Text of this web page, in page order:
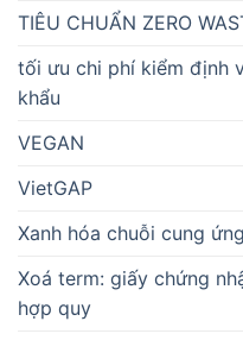
TIÊU CHUẨN ZERO
tối ưu chi phí kiểm định
khẩu
VEGAN
VietGAP
Xanh hóa chuỗi cung ứng
Xoá term: giấy chứng
hợp quy